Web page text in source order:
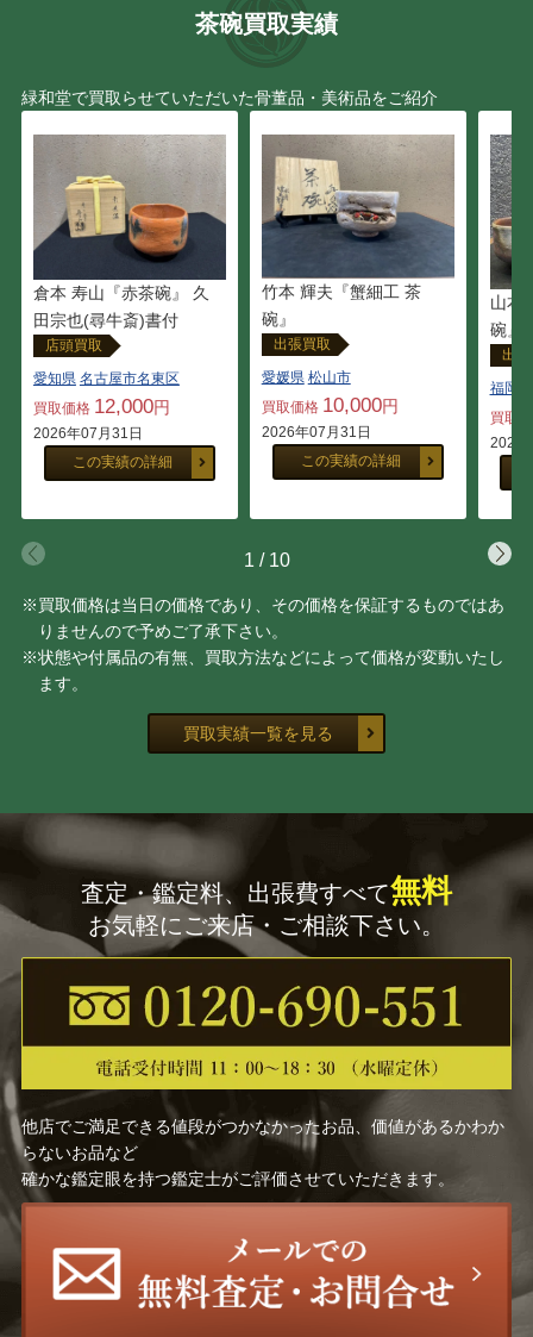
茶碗買取実績
緑和堂で買取らせていただいた骨董品・美術品をご紹介
倉本 寿山『赤茶碗』 久
田宗也(尋牛斎)書付
店頭買取
愛知県 名古屋市名東区
買取価格 12,000円
2026年07月31日
この実績の詳細
竹本 輝夫『蟹細工 茶
碗』
出張買取
愛媛県 松山市
買取価格 10,000円
2026年07月31日
この実績の詳細
山本
碗』
出
福岡県
買取
2026
1 / 10
※買取価格は当日の価格であり、その価格を保証するものではあ
りませんので予めご了承下さい。
※状態や付属品の有無、買取方法などによって価格が変動いたし
ます。
買取実績一覧を見る
査定・鑑定料、出張費すべて無料
お気軽にご来店・ご相談下さい。
他店でご満足できる値段がつかなかったお品、価値があるかわか
らないお品など
確かな鑑定眼を持つ鑑定士がご評価させていただきます。